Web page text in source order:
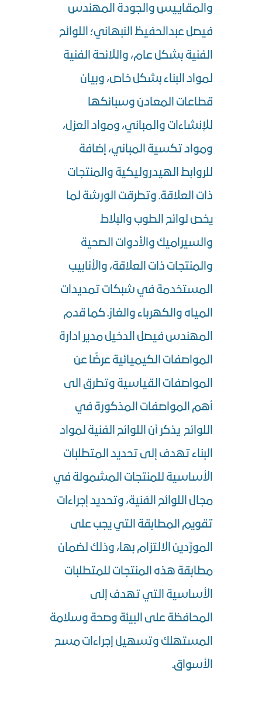
والمقاييس والجودة المهندس
فيصل عبدالحفيظ النبهاني؛ اللوائح
الفنية بشكل عام، واللائحة الفنية
لمواد البناء بشكل خاص، وبيان
قطاعات المعادن وسبائكها
للإنشاءات والمباني، ومواد العزل،
ومواد تكسية المباني، إضافة
للروابط الهيدروليكية والمنتجات
ذات العلاقة. وتطرقت الورشة لما
يخص لوائح الطوب والبلاط
والسيراميك والأدوات الصحية
والمنتجات ذات العلاقة، والأنابيب
المستخدمة في شبكات تمديدات
المياه والكهرباء والغاز. كما قدم
المهندس فيصل الدخيل مدير ادارة
المواصفات الكيميائية عرضًا عن
المواصفات القياسية وتطرق الى
أهم المواصفات المذكورة في
اللوائح يذكر أن اللوائح الفنية لمواد
البناء تهدف إلى تحديد المتطلبات
الأساسية للمنتجات المشمولة في
مجال اللوائح الفنية، وتحديد إجراءات
تقويم المطابقة التي يجب على
المورِّدين الالتزام بها، وذلك لضمان
مطابقة هذه المنتجات للمتطلبات
الأساسية التي تهدف إلى
المحافظة على البيئة وصحة وسلامة
المستهلك وتسهيل إجراءات مسح
الأسواق.